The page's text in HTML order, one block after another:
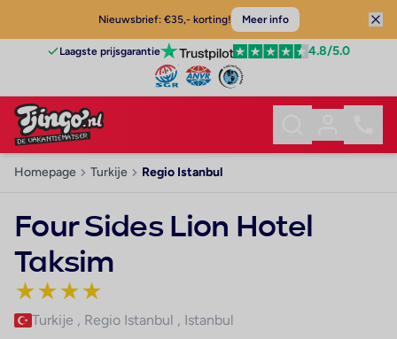
Nieuwsbrief: €35,- korting! Meer info
Laagste prijsgarantie 4.8/5.0
Homepage Turkije Regio Istanbul
Four Sides Lion Hotel
Taksim
★★★★
Turkije , Regio Istanbul , Istanbul